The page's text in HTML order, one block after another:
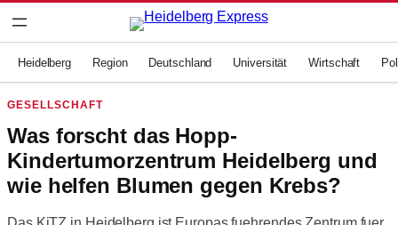
Inhalt
Heidelberg Region Deutschland Universität Wirtschaft
GESELLSCHAFT
Was forscht das Hopp-
Kindertumorzentrum Heidelberg und
wie helfen Blumen gegen Krebs?